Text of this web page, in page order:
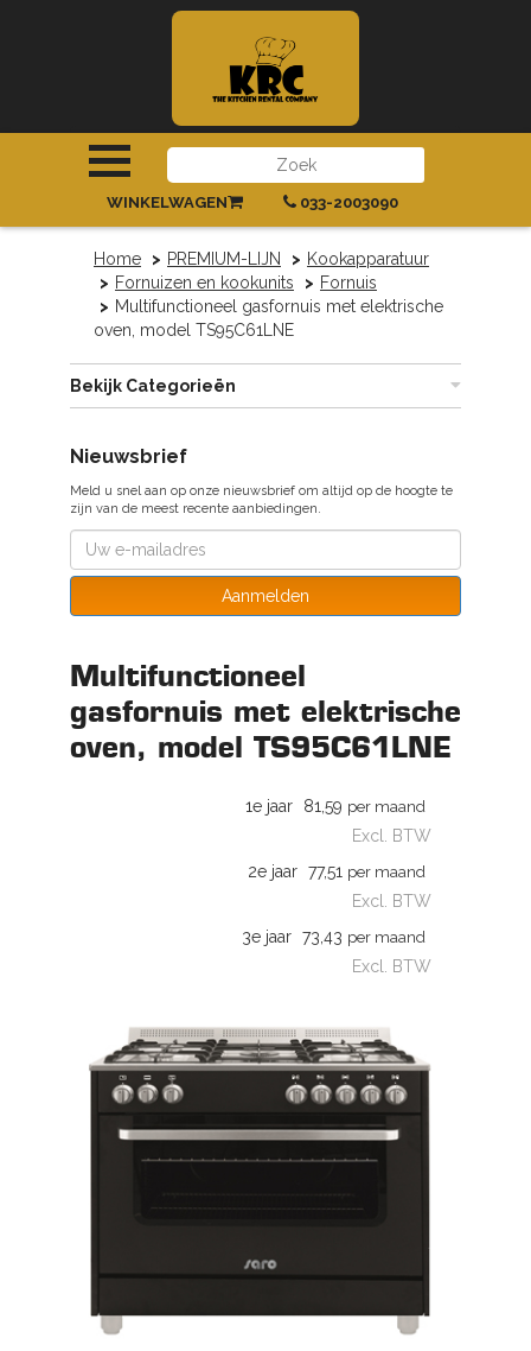
INLOGGEN|REGISTREREN
033-2003090
WINKELWAGEN
Home PREMIUM-LIJN
Kookapparatuur
Fornuizen en kookunits
Fornuis
Multifunctioneel gasfornuis met elektrische
oven, model TS95C61LNE
Bekijk Categorieën
Nieuwsbrief
Meld u snel aan op onze nieuwsbrief om altijd op de hoogte te
zijn van de meest recente aanbiedingen.
Aanmelden
Multifunctioneel
gasfornuis met elektrische
oven, model TS95C61LNE
1e jaar 81,59 per maand
Excl. BTW
2e jaar 77,51 per maand
Excl. BTW
3e jaar 73,43 per maand
Excl. BTW